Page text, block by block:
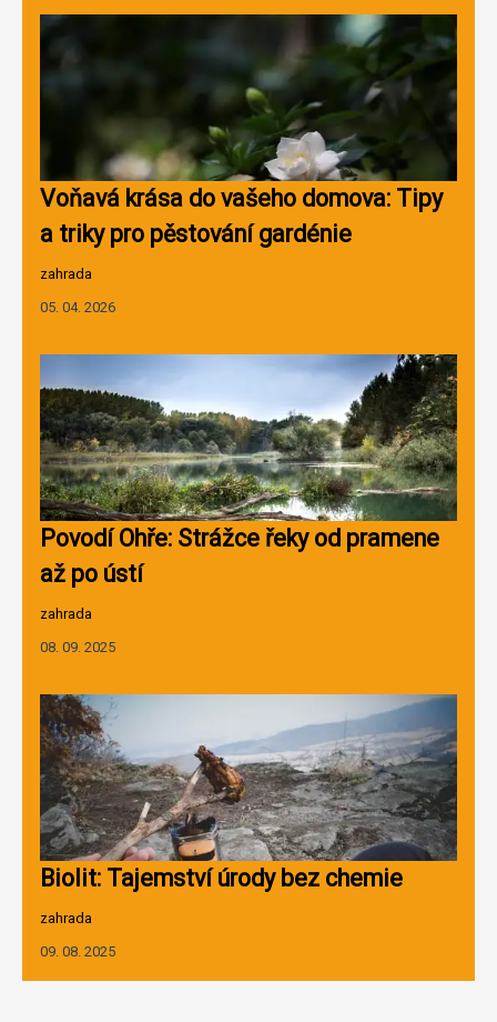
Voňavá krása do vašeho domova: Tipy
a triky pro pěstování gardénie
zahrada
05. 04. 2026
Povodí Ohře: Strážce řeky od pramene
až po ústí
zahrada
08. 09. 2025
Biolit: Tajemství úrody bez chemie
zahrada
09. 08. 2025